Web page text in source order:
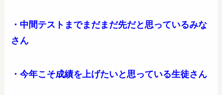
・中間テストまでまだまだ先だと思っているみな
さん
・今年こそ成績を上げたいと思っている生徒さん